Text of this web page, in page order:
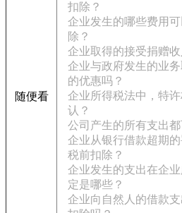
随便看
扣除？
企业发生的哪些费用
除？
企业取得的接受捐赠
企业与政府发生的业
的优惠吗？
企业所得税法中，特
认？
公司产生的所有支出
企业从银行借款超期
税前扣除？
企业发生的支出在企
定是哪些？
企业向自然人的借款